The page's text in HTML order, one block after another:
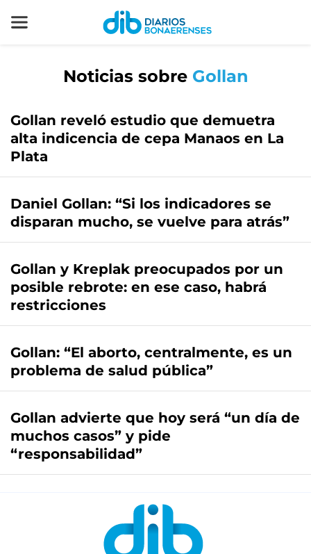
Noticias sobre Gollan
Gollan reveló estudio que demuetra
alta indicencia de cepa Manaos en La
Plata
Daniel Gollan: “Si los indicadores se
disparan mucho, se vuelve para atrás”
Gollan y Kreplak preocupados por un
posible rebrote: en ese caso, habrá
restricciones
Gollan: “El aborto, centralmente, es un
problema de salud pública”
Gollan advierte que hoy será “un día de
muchos casos” y pide
“responsabilidad”